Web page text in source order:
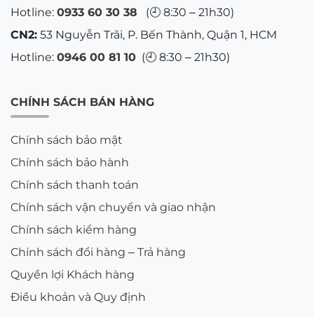
các dòng chuyên dụng về ánh sáng xanh văn
phòng nhưChemi U6sẽ tối ưu chi phí và mang
lại trải nghiệm phù hợp hơn.
của X-Drive dừng lại ở mức cận -6.00 Diop và
loạn -2.00 Diop. Nếu bạn cận 7-8 Diop hoặc loạn
phí lên khá cao. Lúc này bạn có thể cân nhắc lên
thẳng các dòng chiết suất 1.67 hoặc các hãng
cao cấp hơn để có độ mỏng tối ưu.
7. Giải Đáp Các Câu Hỏi Thường
Gặp (FAQ)
Câu 1: Tôi không bị cận/loạn thị thì có đeo được